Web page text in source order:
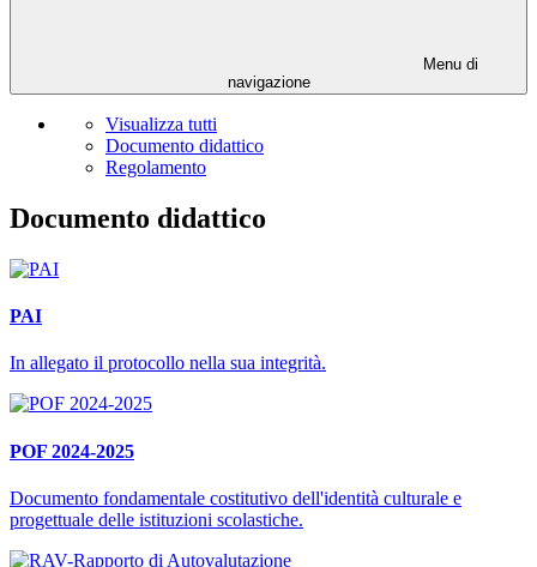
Menu di
navigazione
Visualizza tutti
Documento didattico
Regolamento
Documento didattico
PAI
In allegato il protocollo nella sua integrità.
POF 2024-2025
Documento fondamentale costitutivo dell'identità culturale e
progettuale delle istituzioni scolastiche.